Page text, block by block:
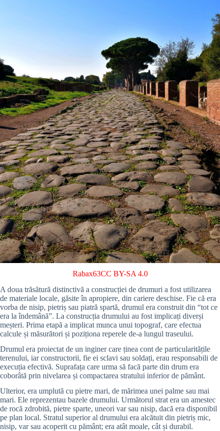
Rabax63CC BY-SA 4.0
A doua trăsătură distinctivă a construcției de drumuri a fost utilizarea
de materiale locale, găsite în apropiere, din cariere deschise. Fie că era
vorba de nisip, pietriș sau piatră spartă, drumul era construit din “tot ce
era la îndemână”. La construcția drumului au fost implicați diverși
meșteri. Prima etapă a implicat munca unui topograf, care efectua
calcule și măsurători și poziționa reperele de-a lungul traseului.
Drumul era proiectat de un inginer care ținea cont de particularitățile
terenului, iar constructorii, fie ei sclavi sau soldați, erau responsabili de
execuția efectivă. Suprafața care urma să facă parte din drum era
coborâtă prin nivelarea și compactarea stratului inferior de pământ.
Ulterior, era umplută cu pietre mari, de mărimea unei palme sau mai
mari. Ele reprezentau bazele drumului. Următorul strat era un amestec
de rocă zdrobită, pietre sparte, uneori var sau nisip, dacă era disponibil
pe plan local. Stratul superior al drumului era alcătuit din pietriș mic,
nisip, var sau acoperit cu pământ; era atât moale, cât și durabil.